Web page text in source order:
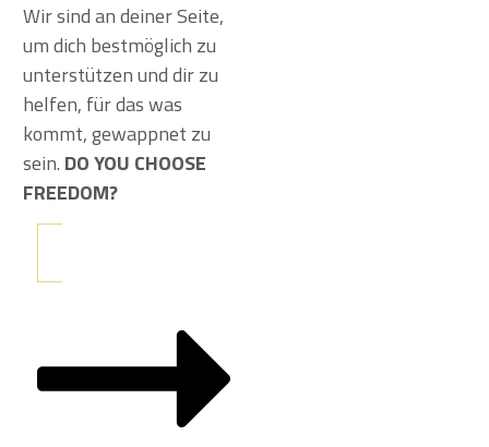
Wir sind an deiner Seite,
um dich bestmöglich zu
unterstützen und dir zu
helfen, für das was
kommt, gewappnet zu
sein. DO YOU CHOOSE
FREEDOM?